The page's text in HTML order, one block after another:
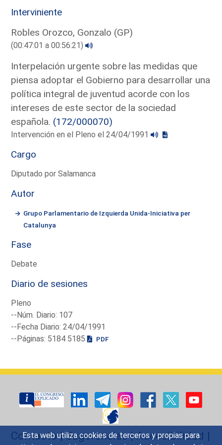
Esta web utiliza cookies de terceros y propias para
Interviniente
Robles Orozco, Gonzalo (GP)
(00:47:01 a 00:56:21)
Interpelación urgente sobre las medidas que
piensa adoptar el Gobierno para desarrollar una
política integral de juventud acorde con los
intereses de este sector de la sociedad
española. (172/000070)
Intervención en el Pleno el 24/04/1991
Cargo
Diputado por Salamanca
Autor
Grupo Parlamentario de Izquierda Unida-Iniciativa per
Catalunya
Fase
Debate
Diario de sesiones
Pleno
--Núm. Diario: 107
--Fecha Diario: 24/04/1991
--Páginas: 5184 5185
PDF
Contacto|Sugerencias|Accesibilidad |